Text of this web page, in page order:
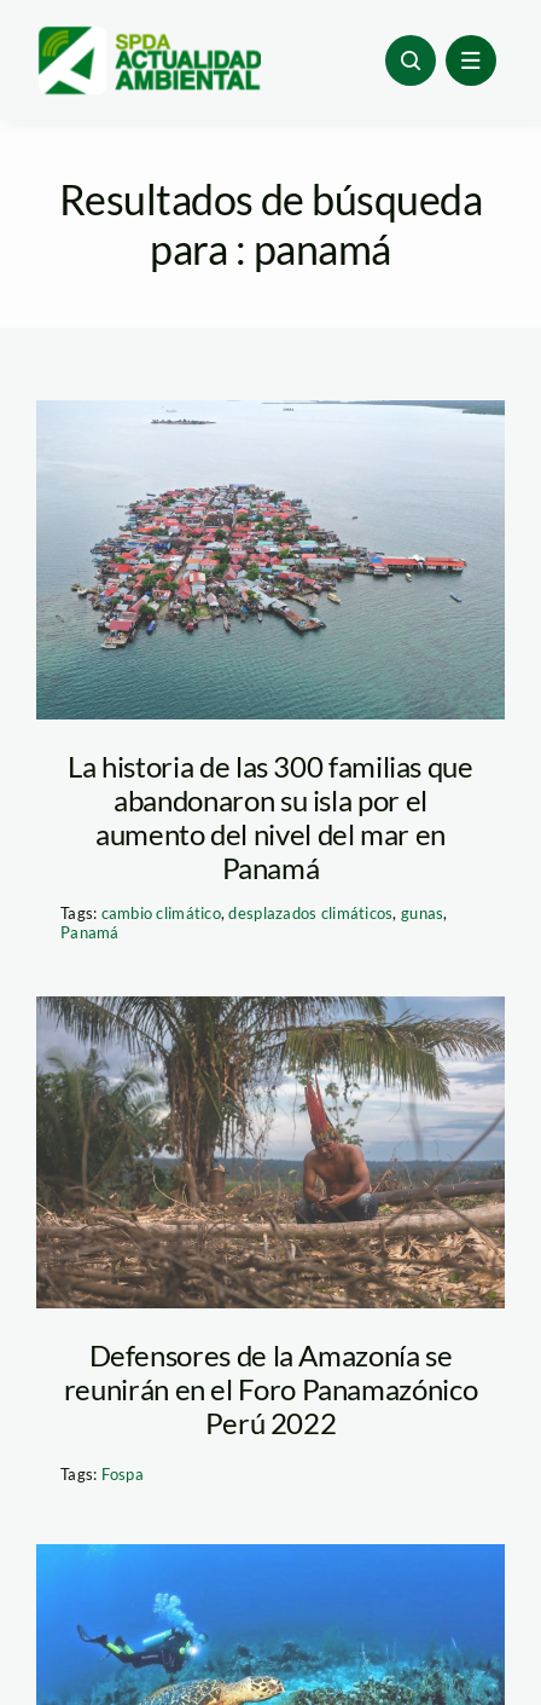
content
Resultados de búsqueda
para : panamá
La-pequeña-isla-de-
Gardi-Sugdu-en-
Guna-Yala,-Panamá—-
Cortesía-Ministerio-
de-Gobierno-de-
Panamá
La historia de las 300 familias que
abandonaron su isla por el
aumento del nivel del mar en
Panamá
Tags: cambio climático,desplazados climáticos, gunas,
Panamá
pueblos
indígenas_Diego
Pérez (2)
Defensores de la Amazonía se
reunirán en el Foro Panamazónico
Perú 2022
Tags: Fospa
reserva marina
galapagos